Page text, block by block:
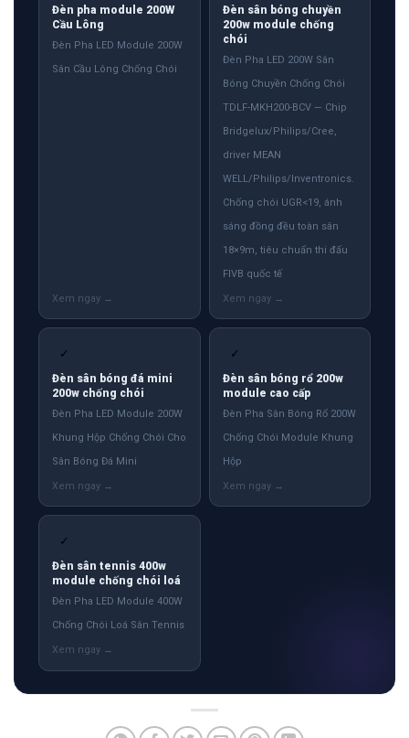
Đèn pha module 200W
Cầu Lông
Đèn Pha LED Module 200W
Sân Cầu Lông Chống Chói
Đèn sân bóng chuyền
200w module chống
chói
Đèn Pha LED 200W Sân
Bóng Chuyền Chống Chói
TDLF-MKH200-BCV — Chip
Bridgelux/Philips/Cree,
driver MEAN
WELL/Philips/Inventronics.
Chống chói UGR<19, ánh
sáng đồng đều toàn sân
18×9m, tiêu chuẩn thi đấu
FIVB quốc tế
✓
Đèn sân bóng đá mini
200w chống chói
Đèn Pha LED Module 200W
Khung Hộp Chống Chói Cho
Sân Bóng Đá Mini
✓
Đèn sân bóng rổ 200w
module cao cấp
Đèn Pha Sân Bóng Rổ 200W
Chống Chói Module Khung
Hộp
✓
Đèn sân tennis 400w
module chống chói loá
Đèn Pha LED Module 400W
Chống Chói Loá Sân Tennis